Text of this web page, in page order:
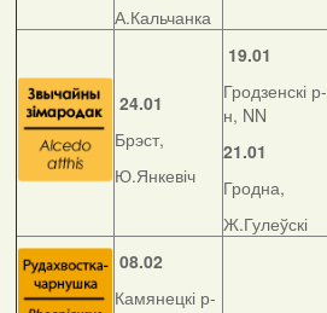
А.Кальчанка
24.01
Брэст,
Ю.Янкевіч
19.01
Гродзенскі р-
н, NN
21.01
Гродна,
Ж.Гулеўскі
08.02
Камянецкі р-